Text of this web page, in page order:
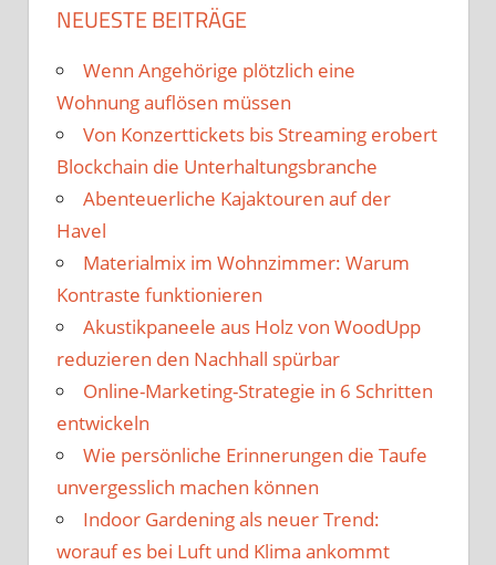
NEUESTE BEITRÄGE
Wenn Angehörige plötzlich eine
Wohnung auflösen müssen
Von Konzerttickets bis Streaming erobert
Blockchain die Unterhaltungsbranche
Abenteuerliche Kajaktouren auf der
Havel
Materialmix im Wohnzimmer: Warum
Kontraste funktionieren
Akustikpaneele aus Holz von WoodUpp
reduzieren den Nachhall spürbar
Online-Marketing-Strategie in 6 Schritten
entwickeln
Wie persönliche Erinnerungen die Taufe
unvergesslich machen können
Indoor Gardening als neuer Trend:
worauf es bei Luft und Klima ankommt